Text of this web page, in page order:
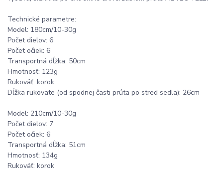
Technické parametre:
Model: 180cm/10-30g
Počet dielov: 6
Počet očiek: 6
Transportná dĺžka: 50cm
Hmotnosť: 123g
Rukoväť: korok
Dĺžka rukoväte (od spodnej časti prúta po stred sedla): 26cm
Model: 210cm/10-30g
Počet dielov: 7
Počet očiek: 6
Transportná dĺžka: 51cm
Hmotnosť: 134g
Rukoväť: korok